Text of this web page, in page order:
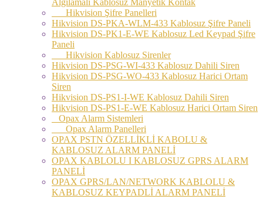
Hikvision Şifre Panelleri
Hikvision DS-PKA-WLM-433 Kablosuz Şifre Paneli
Hikvision DS-PK1-E-WE Kablosuz Led Keypad Şifre
Paneli
Hikvision Kablosuz Sirenler
Hikvision DS-PSG-WI-433 Kablosuz Dahili Siren
Hikvision DS-PSG-WO-433 Kablosuz Harici Ortam
Siren
Hikvision DS-PS1-I-WE Kablosuz Dahili Siren
Hikvision DS-PS1-E-WE Kablosuz Harici Ortam Siren
Opax Alarm Sistemleri
Opax Alarm Panelleri
OPAX PSTN ÖZELLİKLİ KABOLU &
KABLOSUZ ALARM PANELİ
OPAX KABLOLU I KABLOSUZ GPRS ALARM
PANELİ
OPAX GPRS/LAN/NETWORK KABLOLU &
KABLOSUZ KEYPADLİ ALARM PANELİ